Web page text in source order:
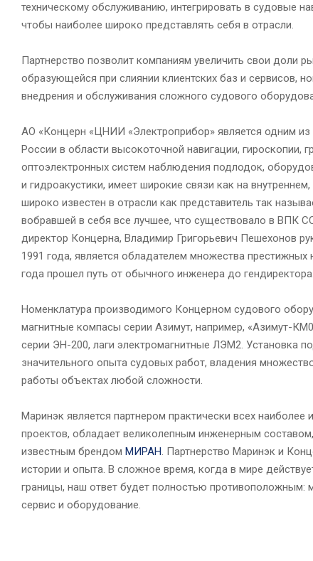
техническому обслуживанию, интегрировать в судовые
чтобы наиболее широко представлять себя в отрасли.
Партнерство позволит компаниям увеличить свои доли
образующейся при слиянии клиентских баз и сервисов,
внедрения и обслуживания сложного судового
АО «Концерн «ЦНИИ «Электроприбор» является одним из
России в области высокоточной навигации, гироскопии,
оптоэлектронных систем наблюдения подлодок,
и гидроакустики, имеет широкие связи как на
широко известен в отрасли как представитель так
вобравшей в себя все лучшее, что существовало в ВПК
директор Концерна, Владимир Григорьевич Пешехонов
1991 года, является обладателем множества престижных
года прошел путь от обычного инженера до гендиректора.
Номенклатура производимого Концерном судового
магнитные компасы серии Азимут, например, «Азимут-
серии ЭН-200, лаги электромагнитные ЛЭМ2. Установка
значительного опыта судовых работ, владения
работы объектах любой сложности.
Маринэк является партнером практически всех
проектов, обладает великолепным инженерным
известным брендом МИРАН. Партнерство Маринэк и
истории и опыта. В сложное время, когда в мире
границы, наш ответ будет полностью
сервис и оборудование.